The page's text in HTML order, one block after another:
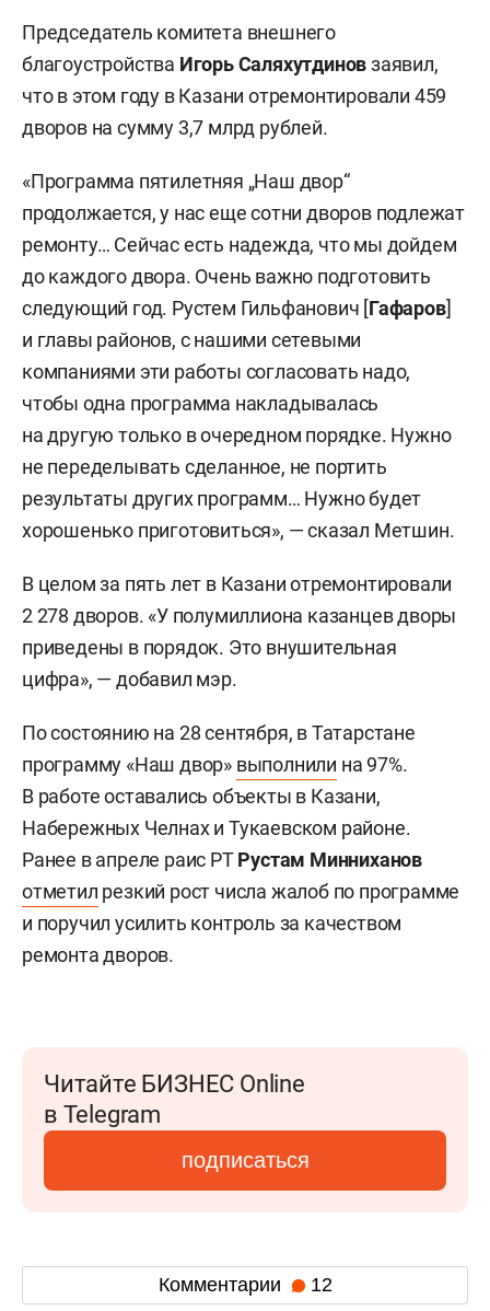
Председатель комитета внешнего
благоустройства Игорь Саляхутдиновзаявил,
что в этом году в Казани отремонтировали 459
дворов на сумму 3,7 млрд рублей.
«Программа пятилетняя „Наш двор“
продолжается, у нас еще сотни дворов подлежат
ремонту… Сейчас есть надежда, что мы дойдем
до каждого двора. Очень важно подготовить
следующий год. Рустем Гильфанович [Гафаров]
и главы районов, с нашими сетевыми
компаниями эти работы согласовать надо,
чтобы одна программа накладывалась
на другую только в очередном порядке. Нужно
не переделывать сделанное, не портить
результаты других программ… Нужно будет
хорошенько приготовиться», — сказал Метшин.
В целом за пять лет в Казани отремонтировали
2 278 дворов. «У полумиллиона казанцев дворы
приведены в порядок. Это внушительная
цифра», — добавил мэр.
По состоянию на 28 сентября, в Татарстане
программу «Наш двор» выполнили на 97%.
В работе оставались объекты в Казани,
Набережных Челнах и Тукаевском районе.
Ранее в апреле раис РТРустам Минниханов
отметил резкий рост числа жалоб по программе
и поручил усилить контроль за качеством
ремонта дворов.
Читайте БИЗНЕС Online
в Telegram
подписаться
Комментарии 12